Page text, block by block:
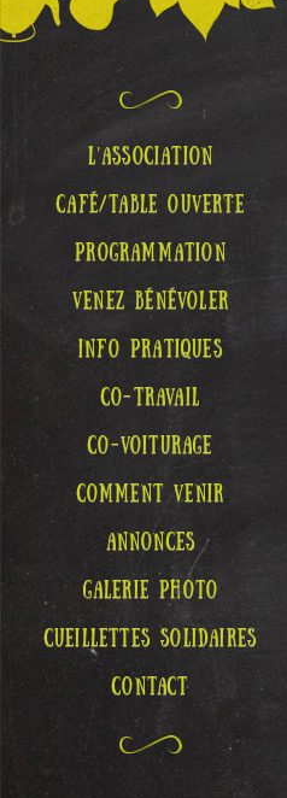
L’ASSOCIATION
CAFÉ/TABLE OUVERTE
PROGRAMMATION
VENEZ BÉNÉVOLER
INFO PRATIQUES
CO-TRAVAIL
CO-VOITURAGE
COMMENT VENIR
ANNONCES
GALERIE PHOTO
CUEILLETTES SOLIDAIRES
CONTACT